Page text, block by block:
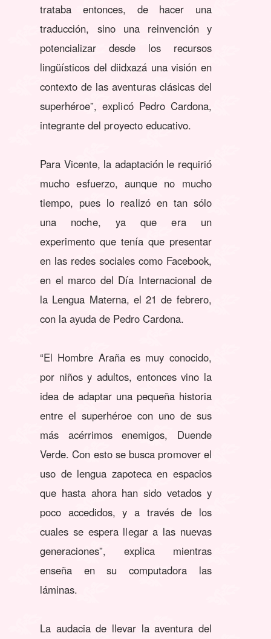
trataba entonces, de hacer una
traducción, sino una reinvención y
potencializar desde los recursos
lingüísticos del diidxazá una visión en
contexto de las aventuras clásicas del
superhéroe”, explicó Pedro Cardona,
integrante del proyecto educativo.
Para Vicente, la adaptación le requirió
mucho esfuerzo, aunque no mucho
tiempo, pues lo realizó en tan sólo
una noche, ya que era un
experimento que tenía que presentar
en las redes sociales como Facebook,
en el marco del Día Internacional de
la Lengua Materna, el 21 de febrero,
con la ayuda de Pedro Cardona.
“El Hombre Araña es muy conocido,
por niños y adultos, entonces vino la
idea de adaptar una pequeña historia
entre el superhéroe con uno de sus
más acérrimos enemigos, Duende
Verde. Con esto se busca promover el
uso de lengua zapoteca en espacios
que hasta ahora han sido vetados y
poco accedidos, y a través de los
cuales se espera llegar a las nuevas
generaciones”, explica mientras
enseña en su computadora las
láminas.
La audacia de llevar la aventura del